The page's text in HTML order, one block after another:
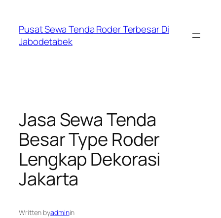
content
Pusat Sewa Tenda Roder Terbesar Di
Jabodetabek
Jasa Sewa Tenda
Besar Type Roder
Lengkap Dekorasi
Jakarta
Written byadminin